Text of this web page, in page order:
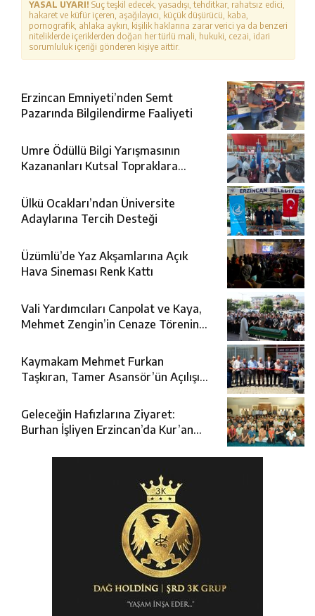
YASAL UYARI! Suç teşkil edecek, yasadışı, tehditkar, rahatsız edici,
hakaret ve küfür içeren, aşağılayıcı, küçük düşürücü, kaba,
pornografik, ahlaka aykırı, kişilik haklarına zarar verici ya da benzeri
niteliklerde içeriklerden doğan her türlü mali, hukuki, cezai, idari
sorumluluk içeriği gönderen kişiye aittir.
Erzincan Emniyeti’nden Semt
Pazarında Bilgilendirme Faaliyeti
Umre Ödüllü Bilgi Yarışmasının
Kazananları Kutsal Topraklara
Ülkü Ocakları’ndan Üniversite
Adaylarına Tercih Desteği
Üzümlü’de Yaz Akşamlarına Açık
Hava Sineması Renk Kattı
Vali Yardımcıları Canpolat ve Kaya,
Mehmet Zengin’in Cenaze Törenine
Kaymakam Mehmet Furkan
Taşkıran, Tamer Asansör’ün Açılışına
Geleceğin Hafızlarına Ziyaret:
Burhan İşliyen Erzincan’da Kur’an